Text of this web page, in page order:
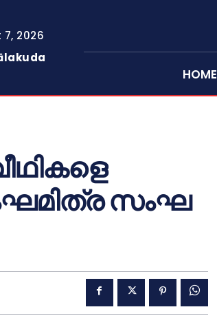
2026
HOME
സംഘ